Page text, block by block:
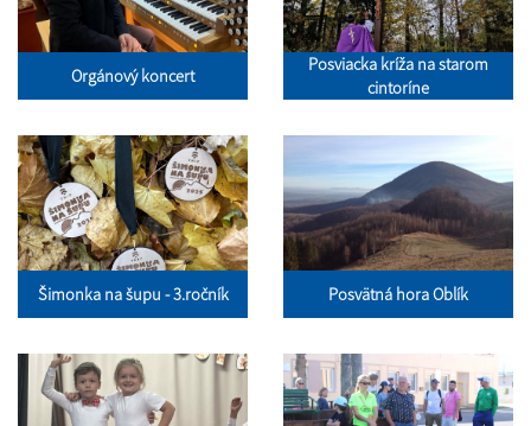
Orgánový koncert
Posviacka kríža na starom
cintoríne
Šimonka na šupu - 3.ročník Posvätná hora Oblík